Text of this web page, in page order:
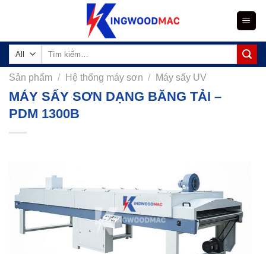
Tìm
Sản phẩm / Hệ thống máy sơn / Máy sấy UV
MÁY SẤY SƠN DẠNG BĂNG TẢI –
PDM 1300B